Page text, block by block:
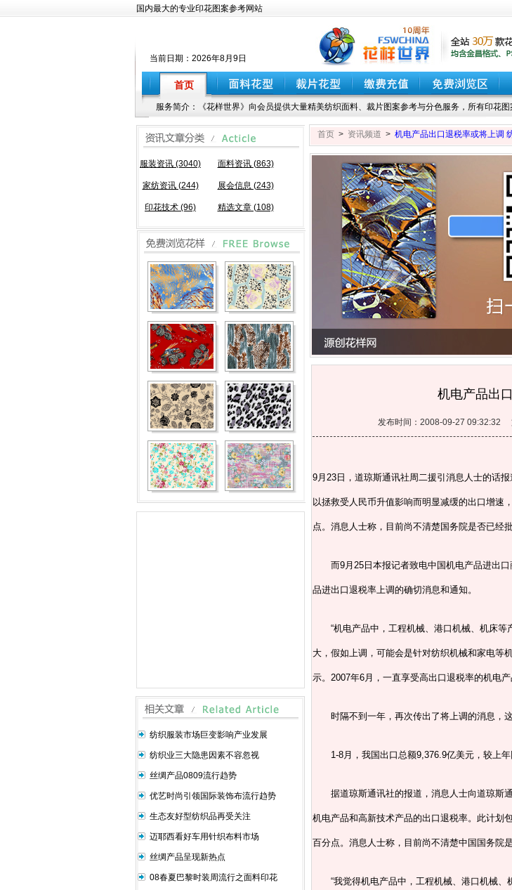
国内最大的专业印花图案参考网站
首页
当前日期： 2026年8月9日
服务简介：《花样世界》向会员提供大量精美纺织面料、裁片图案参考与分色服务，所有印花
服装资讯 (3040) 面料资讯 (863)
家纺资讯 (244) 展会信息 (243)
印花技术 (96) 精选文章 (108)
纺织服装市场巨变影响产业发展
纺织业三大隐患因素不容忽视
丝绸产品0809流行趋势
优艺时尚引领国际装饰布流行趋势
生态友好型纺织品再受关注
迈耶西看好车用针织布料市场
丝绸产品呈现新热点
08春夏巴黎时装周流行之面料印花
首页> 资讯频道 > 机电产品出口退税率或将上调
机电产品出
发布时间：2008-09-27
9月23日，道琼斯通讯社周二援引消息人士的话
以拯救受人民币升值影响而明显减缓的出口增速
点。消息人士称，目前尚不清楚国务院是否已经
而9月25日本报记者致电中国机电产品进出口
品进出口退税率上调的确切消息和通知。
“机电产品中，工程机械、港口机械、机床等
大，假如上调，可能会是针对纺织机械和家电等
示。2007年6月，一直享受高出口退税率的机电
时隔不到一年，再次传出了将上调的消息，这
1-8月，我国出口总额9,376.9亿美元，较上年
据道琼斯通讯社的报道，消息人士向道琼斯通
机电产品和高新技术产品的出口退税率。此计划
百分点。消息人士称，目前尚不清楚中国国务院
“我觉得机电产品中，工程机械、港口机械、